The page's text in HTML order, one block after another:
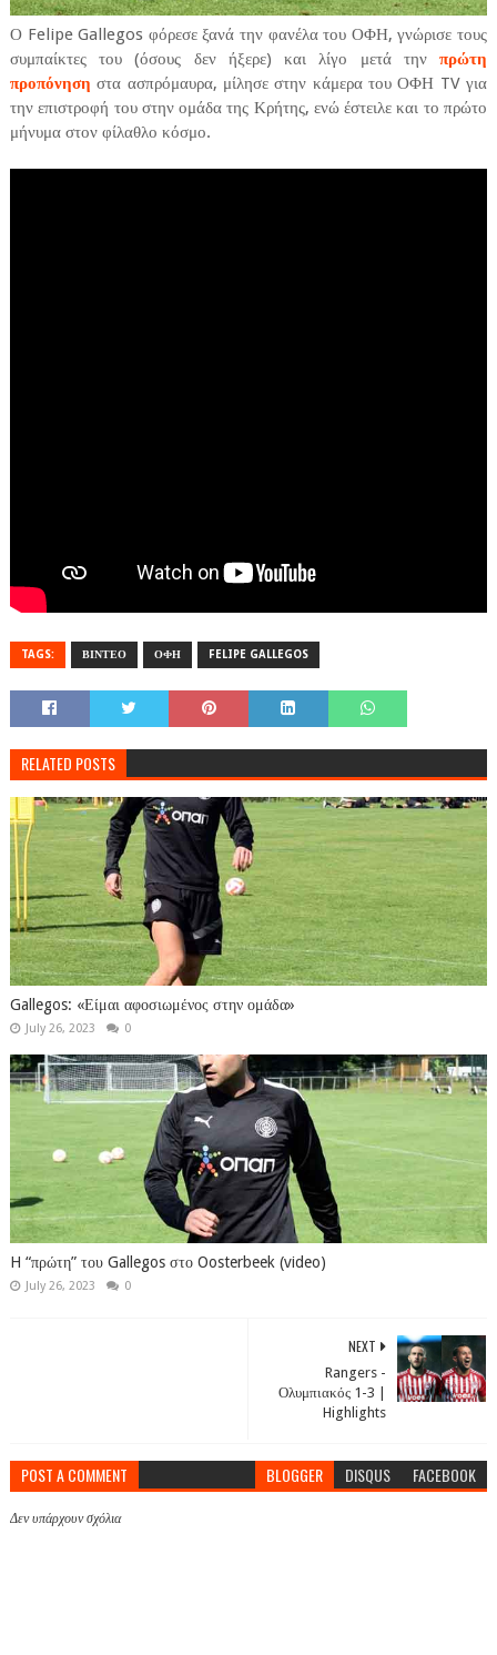
Ο Felipe Gallegos φόρεσε ξανά την φανέλα του ΟΦΗ, γνώρισε τους
συμπαίκτες του (όσους δεν ήξερε) και λίγο μετά τηνπρώτη
προπόνηση στα ασπρόμαυρα, μίλησε στην κάμερα του ΟΦΗ TV για
την επιστροφή του στην ομάδα της Κρήτης, ενώ έστειλε και το πρώτο
μήνυμα στον φίλαθλο κόσμο.
TAGS: ΒΙΝΤΕΟ ΟΦΗ FELIPE GALLEGOS
RELATED POSTS
Gallegos: «Είμαι αφοσιωμένος στην ομάδα»
July 26, 2023 0
H “πρώτη” του Gallegos στο Oosterbeek (video)
July 26, 2023 0
NEXT
Rangers -
Ολυμπιακός 1-3 |
Highlights
POST A COMMENT BLOGGER DISQUS FACEBOOK
Δεν υπάρχουν σχόλια